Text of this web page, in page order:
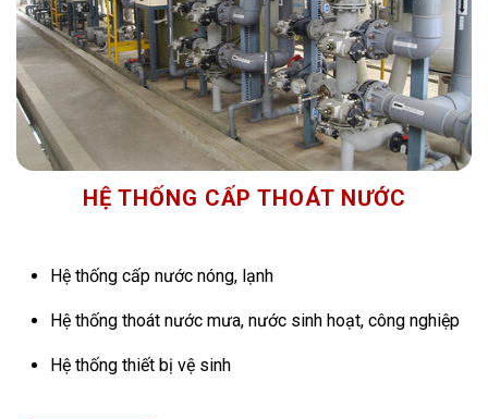
HỆ THỐNG CẤP THOÁT NƯỚC
Hệ thống cấp nước nóng, lạnh
Hệ thống thoát nước mưa, nước sinh hoạt, công nghiệp
Hệ thống thiết bị vệ sinh